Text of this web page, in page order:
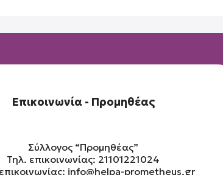
Επικοινωνία - Προμηθέας
Σύλλογος “Προμηθέας”
Τηλ. επικοινωνίας: 21101221024
info@helpa-prometheus.gr